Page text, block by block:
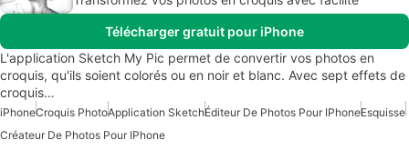
Télécharger gratuit pour iPhone
L'application Sketch My Pic permet de convertir vos photos en
croquis, qu'ils soient colorés ou en noir et blanc. Avec sept effets de
croquis…
iPhoneCroquis PhotoApplication SketchÉditeur De Photos Pour IPhoneEsquisse
Créateur De Photos Pour IPhone